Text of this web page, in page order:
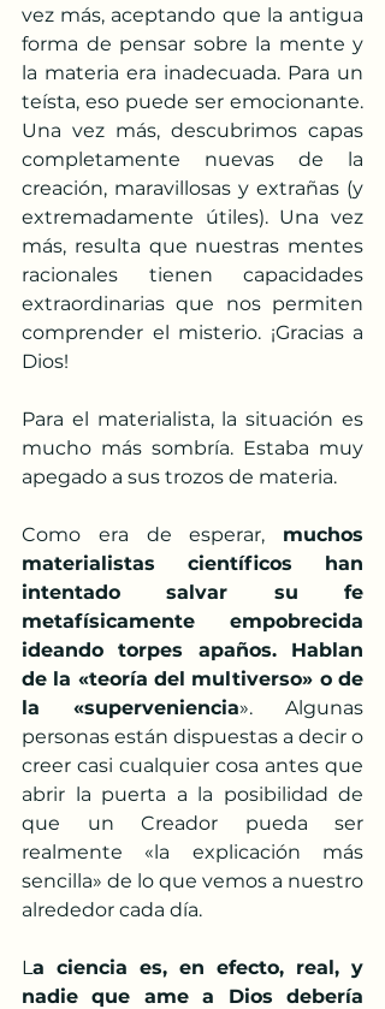
vez más, aceptando que la antigua
forma de pensar sobre la mente y
la materia era inadecuada. Para un
teísta, eso puede ser emocionante.
Una vez más, descubrimos capas
completamente nuevas de la
creación, maravillosas y extrañas (y
extremadamente útiles). Una vez
más, resulta que nuestras mentes
racionales tienen capacidades
extraordinarias que nos permiten
comprender el misterio. ¡Gracias a
Dios!
Para el materialista, la situación es
mucho más sombría. Estaba muy
apegado a sus trozos de materia.
Como era de esperar, muchos
materialistas científicos han
intentado salvar su fe
metafísicamente empobrecida
ideando torpes apaños. Hablan
de la «teoría del multiverso» o de
la «superveniencia». Algunas
personas están dispuestas a decir o
creer casi cualquier cosa antes que
abrir la puerta a la posibilidad de
que un Creador pueda ser
realmente «la explicación más
sencilla» de lo que vemos a nuestro
alrededor cada día.
La ciencia es, en efecto, real, y
nadie que ame a Dios debería